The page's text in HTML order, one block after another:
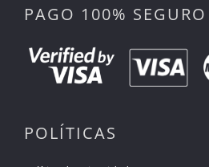
PAGO 100% SEGURO
POLÍTICAS